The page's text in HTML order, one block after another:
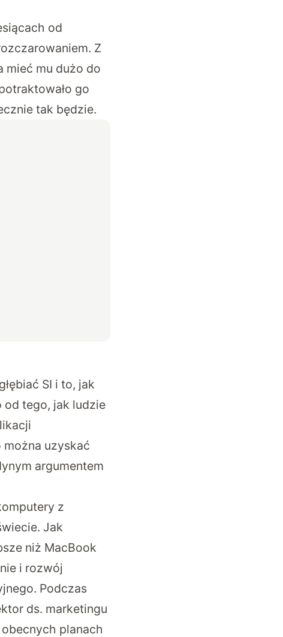
od
Z
mieć mu dużo do
go
tak będzie.
SI i to, jak
tego, jak ludzie
uzyskać
argumentem
z
Jak
niż MacBook
i rozwój
Podczas
ds. marketingu
planach